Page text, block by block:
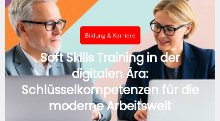
Bildung & Karriere
Soft Skills Training in der
digitalen Ära:
Schlüsselkompetenzen für die
moderne Arbeitswelt